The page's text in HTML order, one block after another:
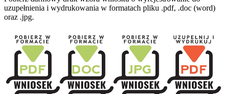
uzupełnienia i wydrukowania w formatach pliku .pdf, .doc (word)
oraz .jpg.